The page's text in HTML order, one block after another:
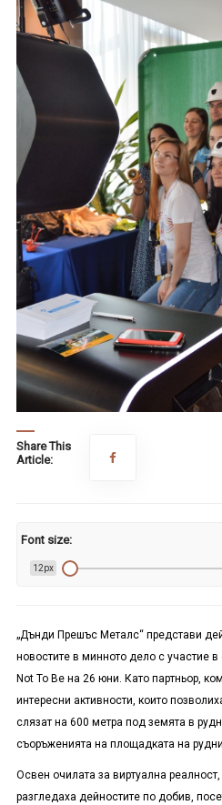
Share This
Article:
Font size:
12px
„Дънди Прешъс Металс“ представи
новостите в минното дело с участие в
Not To Beна 26 юни. Като партньор,
интересни активности, които
слязат на 600 метра под земята в
съоръженията на площадката на
Освен очилата за виртуална
разгледаха дейностите по добив,